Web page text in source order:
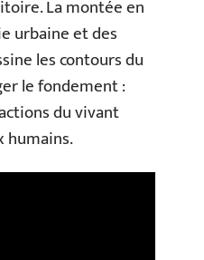
La montée en
urbaine et des
les contours du
le fondement :
du vivant
humains.